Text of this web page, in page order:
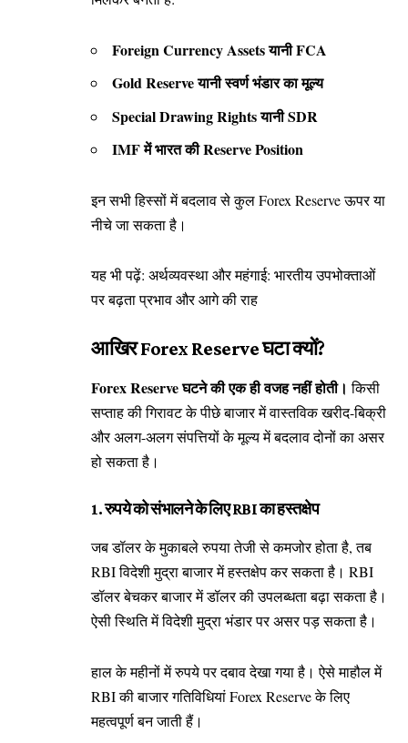
Foreign Currency Assetsयानी FCA
Gold Reserve यानी स्वर्ण भंडार का मूल्य
Special Drawing Rights यानी SDR
IMF में भारत की Reserve Position
इन सभी हिस्सों में बदलाव से कुल Forex Reserve ऊपर या
नीचे जा सकता है।
यह भी पढ़ें: अर्थव्यवस्था और महंगाई: भारतीय उपभोक्ताओं
पर बढ़ता प्रभाव और आगे की राह
आखिर Forex Reserve घटा क्यों?
Forex Reserve घटने की एक ही वजह नहीं होती। किसी
सप्ताह की गिरावट के पीछे बाजार में वास्तविक खरीद-बिक्री
और अलग-अलग संपत्तियों के मूल्य में बदलाव दोनों का असर
हो सकता है।
1. रुपये को संभालने के लिए RBI का हस्तक्षेप
जब डॉलर के मुकाबले रुपया तेजी से कमजोर होता है, तब
RBI विदेशी मुद्रा बाजार में हस्तक्षेप कर सकता है। RBI
डॉलर बेचकर बाजार में डॉलर की उपलब्धता बढ़ा सकता है।
ऐसी स्थिति में विदेशी मुद्रा भंडार पर असर पड़ सकता है।
हाल के महीनों में रुपये पर दबाव देखा गया है। ऐसे माहौल में
RBI की बाजार गतिविधियां Forex Reserve के लिए
महत्वपूर्ण बन जाती हैं।